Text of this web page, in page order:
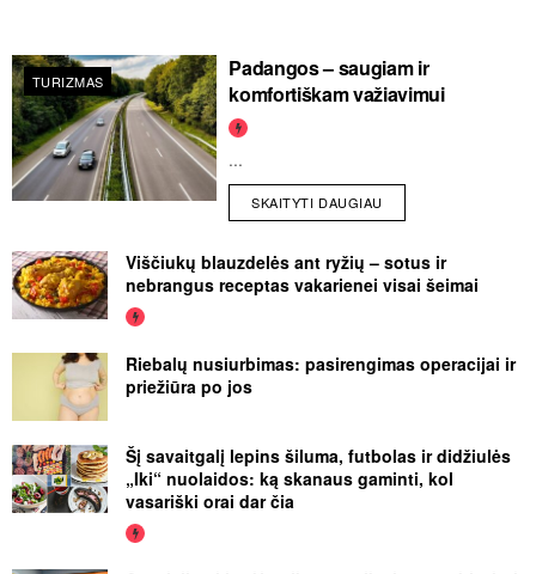
TURIZMAS
Padangos – saugiam ir
komfortiškam važiavimui
...
SKAITYTI DAUGIAU
Viščiukų blauzdelės ant ryžių – sotus ir
nebrangus receptas vakarienei visai šeimai
Riebalų nusiurbimas: pasirengimas operacijai ir
priežiūra po jos
Šį savaitgalį lepins šiluma, futbolas ir didžiulės
„Iki“ nuolaidos: ką skanaus gaminti, kol
vasariški orai dar čia